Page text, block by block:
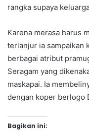
rangka supaya
Karena merasa harus
terlanjur ia sampaikan
berbagai atribut
Seragam yang
maskapai. Ia
dengan koper berlogo
Bagikan ini: